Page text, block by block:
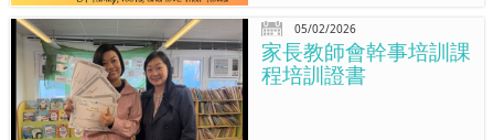
05/02/2026
家長教師會幹事培訓課
程培訓證書